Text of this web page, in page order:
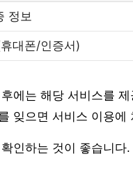
정보
대폰/인증서)
에는 해당 서비스를
잊으면 서비스 이용에
인하는 것이 좋습니다